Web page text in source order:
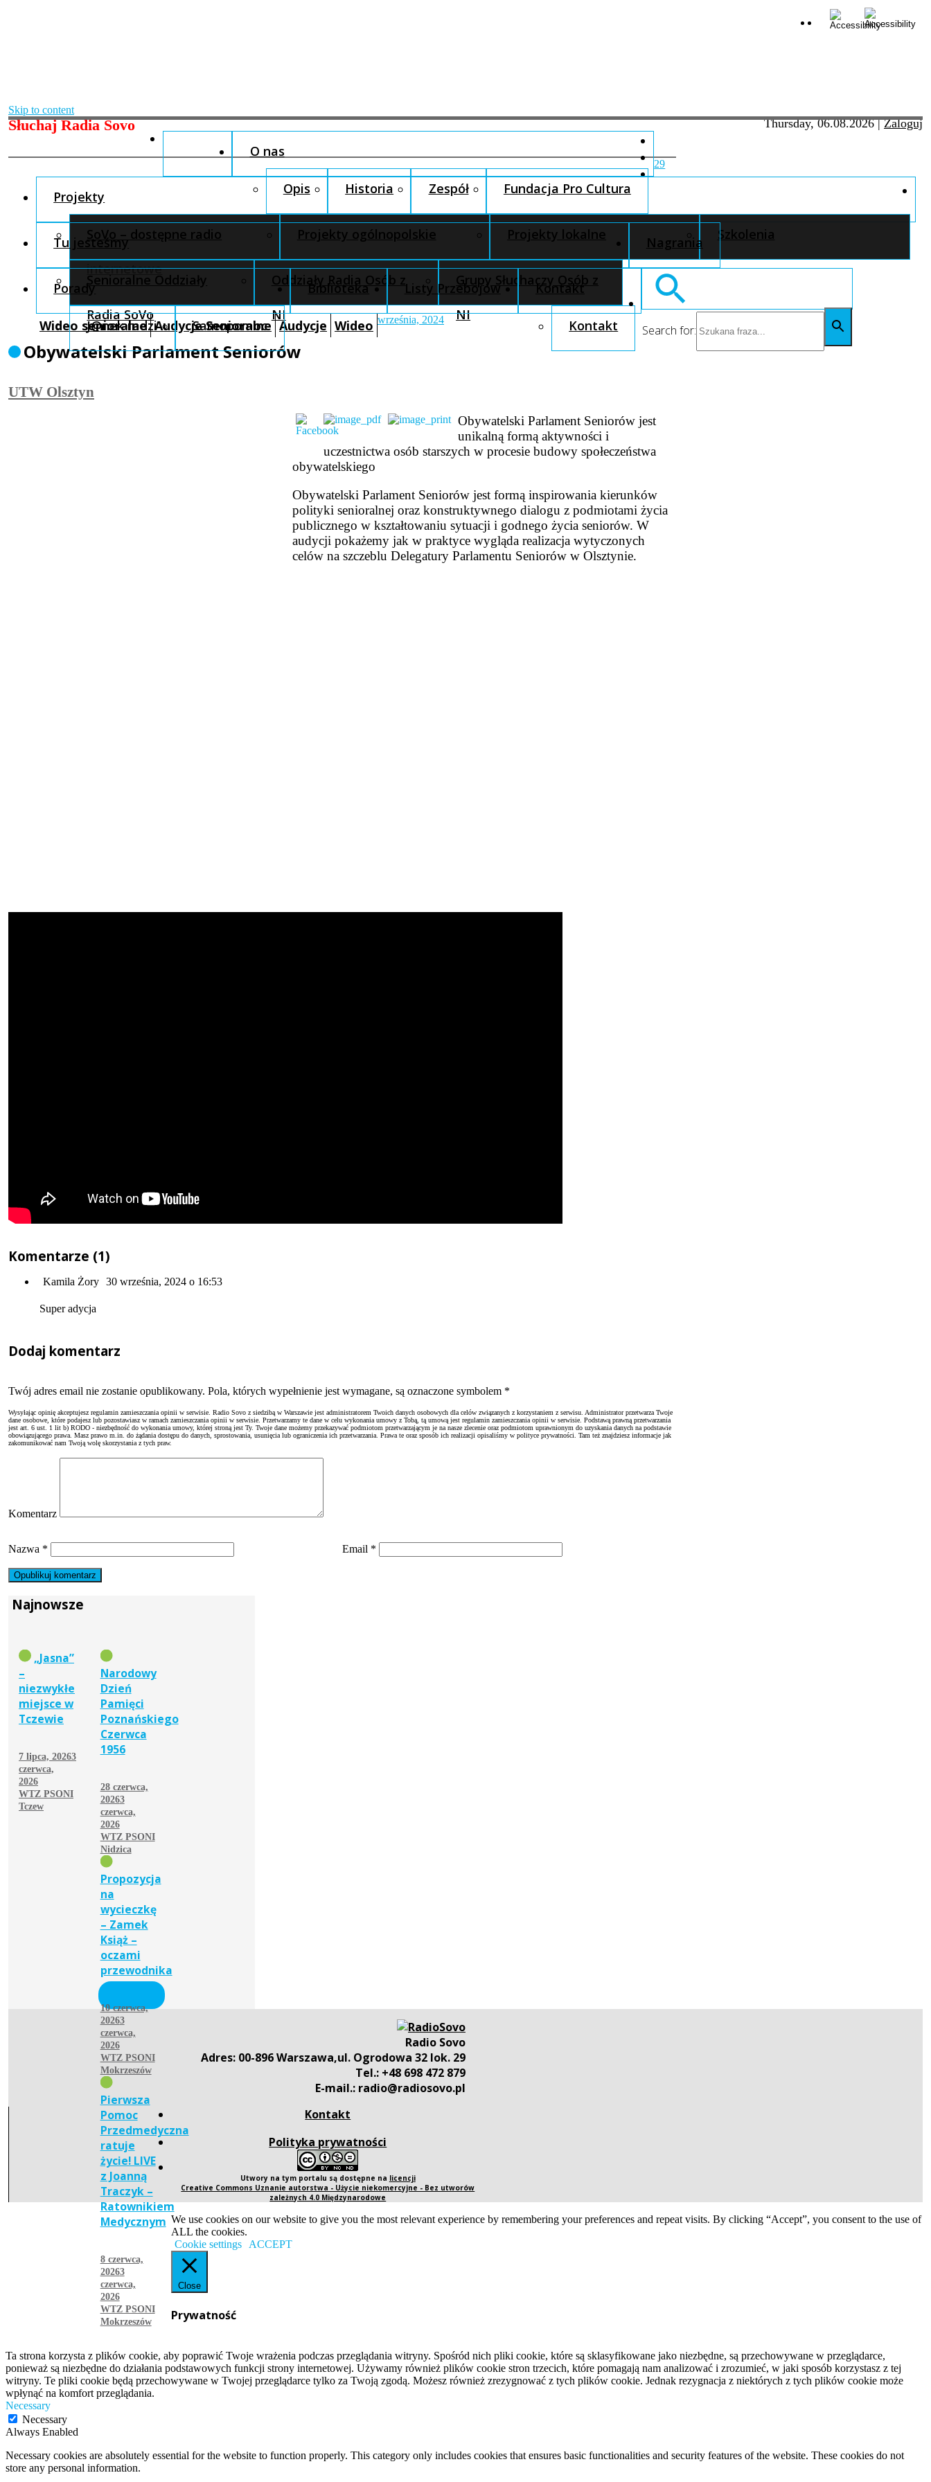
Skip to content
Słuchaj Radia Sovo Thursday, 06.08.2026|Zaloguj
O nas
Opis Historia Zespół Fundacja Pro Cultura
Projekty
SoVo – dostępne radio
internetowe
Projekty ogólnopolskie Projekty lokalne Szkolenia
Tu jesteśmy
Senioralne Oddziały
Radia SoVo
Oddziały Radia Osób z
NI
Grupy Słuchaczy Osób z
NI
Nagrania
Porady
J@nek radzi Samopomoc
Biblioteka Listy Przebojów Kontakt
Kontakt Search for:
Wideo senioralne Audycje Senioralne Audycje Wideo
29
września, 2024
Obywatelski Parlament Seniorów
UTW Olsztyn
Obywatelski Parlament Seniorów jest
unikalną formą aktywności i
uczestnictwa osób starszych w procesie budowy społeczeństwa
obywatelskiego
Obywatelski Parlament Seniorów jest formą inspirowania kierunków
polityki senioralnej oraz konstruktywnego dialogu z podmiotami życia
publicznego w kształtowaniu sytuacji i godnego życia seniorów. W
audycji pokażemy jak w praktyce wygląda realizacja wytyczonych
celów na szczeblu Delegatury Parlamentu Seniorów w Olsztynie.
Komentarze (1)
Kamila Żory 30 września, 2024 o 16:53
Super adycja
Dodaj komentarz
Twój adres email nie zostanie opublikowany. Pola, których wypełnienie jest wymagane, są oznaczone symbolem *
Wysyłając opinię akceptujesz regulamin zamieszczania opinii w serwisie. Radio Sovo z siedzibą w Warszawie jest administratorem Twoich danych osobowych dla celów związanych z korzystaniem z serwisu. Administrator przetwarza Twoje
dane osobowe, które podajesz lub pozostawiasz w ramach zamieszczania opinii w serwisie. Przetwarzamy te dane w celu wykonania umowy z Tobą, tą umową jest regulamin zamieszczania opinii w serwisie. Podstawą prawną przetwarzania
jest art. 6 ust. 1 lit b) RODO - niezbędność do wykonania umowy, której stroną jest Ty. Twoje dane możemy przekazywać podmiotom przetwarzającym je na nasze zlecenie oraz podmiotom uprawnionym do uzyskania danych na podstawie
obowiązującego prawa. Masz prawo m.in. do żądania dostępu do danych, sprostowania, usunięcia lub ograniczenia ich przetwarzania. Prawa te oraz sposób ich realizacji opisaliśmy w polityce prywatności. Tam też znajdziesz informacje jak
zakomunikować nam Twoją wolę skorzystania z tych praw.
Komentarz
Nazwa * Email *
Najnowsze
„Jasna”
–
niezwykłe
miejsce w
Tczewie
7 lipca, 20263
czerwca,
2026
WTZ PSONI
Tczew
Narodowy
Dzień
Pamięci
Poznańskiego
Czerwca
1956
28 czerwca,
20263
czerwca,
2026
WTZ PSONI
Nidzica
Propozycja
na
wycieczkę
– Zamek
Książ –
oczami
przewodnika
10 czerwca,
20263
czerwca,
2026
WTZ PSONI
Mokrzeszów
Pierwsza
Pomoc
Przedmedyczna
ratuje
życie! LIVE
z Joanną
Traczyk –
Ratownikiem
Medycznym
8 czerwca,
20263
czerwca,
2026
WTZ PSONI
Mokrzeszów
Radio Sovo
Adres: 00-896 Warszawa,ul. Ogrodowa 32 lok. 29
Tel.: +48 698 472 879
E-mail.: radio@radiosovo.pl
Kontakt
Polityka prywatności
Utwory na tym portalu są dostępne na licencji
Creative Commons Uznanie autorstwa - Użycie niekomercyjne - Bez utworów
zależnych 4.0 Międzynarodowe
We use cookies on our website to give you the most relevant experience by remembering your preferences and repeat visits. By clicking “Accept”, you consent to the use of
ALL the cookies.
Cookie settings
ACCEPT
Close
Prywatność
Ta strona korzysta z plików cookie, aby poprawić Twoje wrażenia podczas przeglądania witryny. Spośród nich pliki cookie, które są sklasyfikowane jako niezbędne, są przechowywane w przeglądarce,
ponieważ są niezbędne do działania podstawowych funkcji strony internetowej. Używamy również plików cookie stron trzecich, które pomagają nam analizować i zrozumieć, w jaki sposób korzystasz z tej
witryny. Te pliki cookie będą przechowywane w Twojej przeglądarce tylko za Twoją zgodą. Możesz również zrezygnować z tych plików cookie. Jednak rezygnacja z niektórych z tych plików cookie może
wpłynąć na komfort przeglądania.
Necessary
Necessary
Always Enabled
Necessary cookies are absolutely essential for the website to function properly. This category only includes cookies that ensures basic functionalities and security features of the website. These cookies do not
store any personal information.